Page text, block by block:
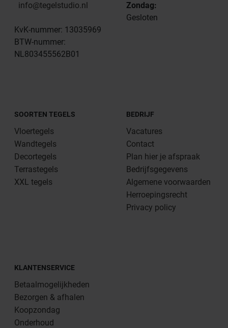
info@tegelstudio.nl
KvK-nummer: 13035969
BTW-nummer:
NL803455562B01
Zondag:
Gesloten
SOORTEN TEGELS
Vloertegels
Wandtegels
Decortegels
Terrastegels
XXL tegels
BEDRIJF
Vacatures
Contact
Plan hier je afspraak
Bedrijfsgegevens
Algemene voorwaarden
Herroepingsrecht
Privacy policy
KLANTENSERVICE
Betaalmogelijkheden
Bezorgen & afhalen
Koopzondag
Onderhoud